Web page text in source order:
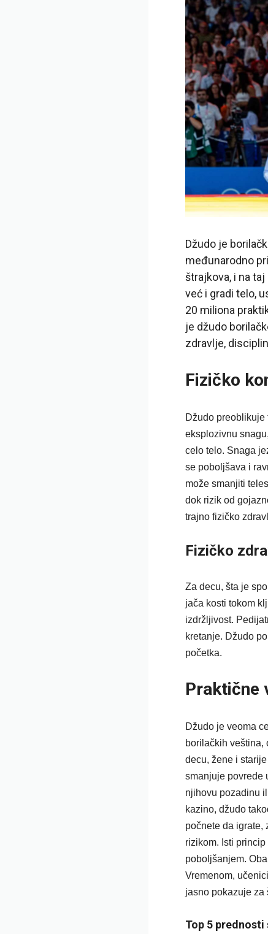
Džudo je
međunarodno
štrajkova, i na
već i gradi telo,
20 miliona
je džudo
zdravlje,
Fizičko
Džudo
eksplozivnu
celo telo. Snaga
se poboljšava i
može smanjiti
dok rizik od
trajno fizičko
Fizičko
Za decu, šta je
jača kosti tokom
izdržljivost.
kretanje. Džudo
početka.
Praktične
Džudo je veoma
borilačkih veština,
decu, žene i
smanjuje povrede
njihovu pozadinu
kazino, džudo
počnete da igrate,
rizikom. Isti
poboljšanjem.
Vremenom,
jasno pokazuje za
Top 5